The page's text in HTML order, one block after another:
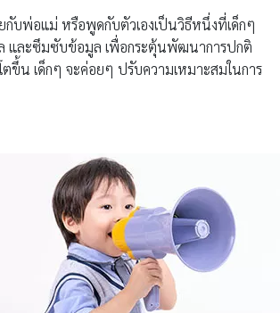
กับพ่อแม่ หรือพูดกับตัวเองเป็นวิธีหนึ่งที่เด็กๆ
ล และซึมซับข้อมูล เพื่อกระตุ้นพัฒนาการปกติ
ตขึ้น เด็กๆ จะค่อยๆ ปรับความเหมาะสมในการ